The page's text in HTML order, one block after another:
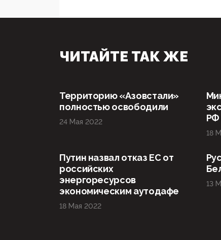
ЧИТАЙТЕ ТАК ЖЕ
Территорию «Азовстали»
полностью освободили
24 Мая 2022
РФ
18
Путин назвал отказ ЕС от
российских
энергоресурсов
экономическим аутодафе
18 Мая 2022
13